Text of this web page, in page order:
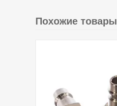
Похожие товары